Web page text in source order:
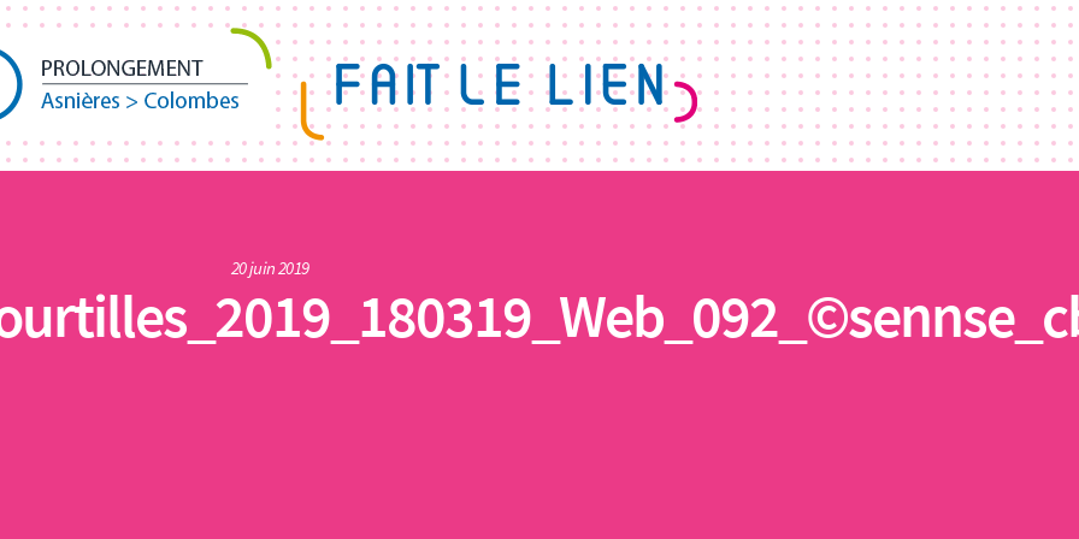
20 juin 2019